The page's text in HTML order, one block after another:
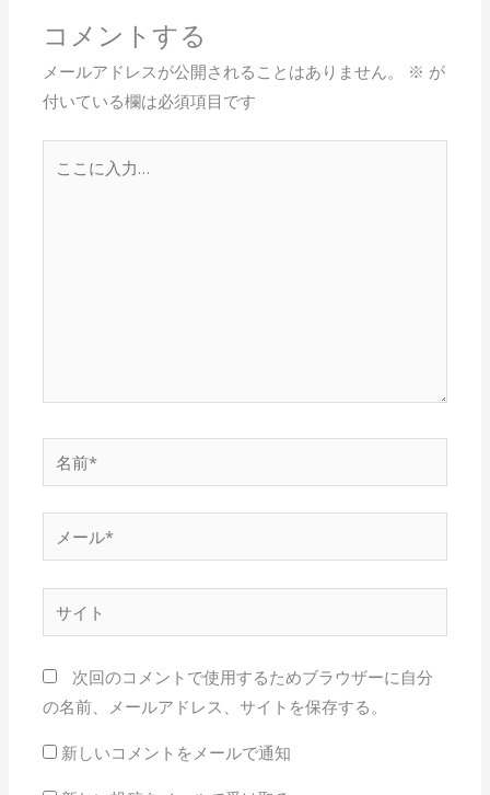
o
k
コメントする
メールアドレスが公開されることはありません。 ※ が
付いている欄は必須項目です
前
*
ー
ル
イ
次回のコメントで使用するためブラウザーに自分
の名前、メールアドレス、サイトを保存する。
新しいコメントをメールで通知